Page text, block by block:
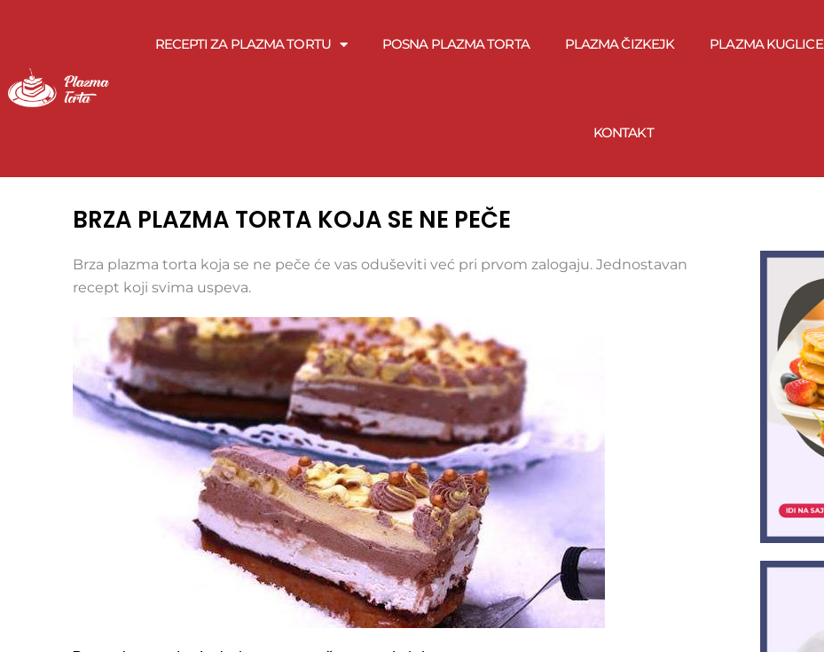
RECEPTI ZA PLAZMA TORTU POSNA PLAZMA TORTA PLAZMA ČIZKEJK PLAZMA KUGLICE
KONTAKT
BRZA PLAZMA TORTA KOJA SE NE PEČE
Brza plazma torta koja se ne peče će vas oduševiti već pri prvom zalogaju. Jednostavan
recept koji svima uspeva.